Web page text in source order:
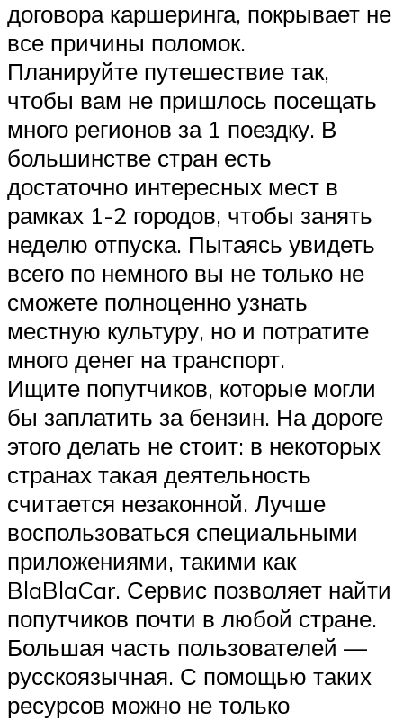
договора каршеринга, покрывает не
все причины поломок.
Планируйте путешествие так,
чтобы вам не пришлось посещать
много регионов за 1 поездку. В
большинстве стран есть
достаточно интересных мест в
рамках 1-2 городов, чтобы занять
неделю отпуска. Пытаясь увидеть
всего по немного вы не только не
сможете полноценно узнать
местную культуру, но и потратите
много денег на транспорт.
Ищите попутчиков, которые могли
бы заплатить за бензин. На дороге
этого делать не стоит: в некоторых
странах такая деятельность
считается незаконной. Лучше
воспользоваться специальными
приложениями, такими как
BlaBlaCar. Сервис позволяет найти
попутчиков почти в любой стране.
Большая часть пользователей —
русскоязычная. С помощью таких
ресурсов можно не только